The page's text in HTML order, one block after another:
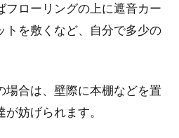
フローリングの上に遮音カー
トを敷くなど、自分で多少の
場合は、壁際に本棚などを置
妨げられます。